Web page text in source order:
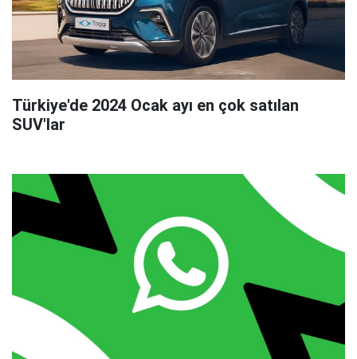
Türkiye'de 2024 Ocak ayı en çok satılan
SUV'lar